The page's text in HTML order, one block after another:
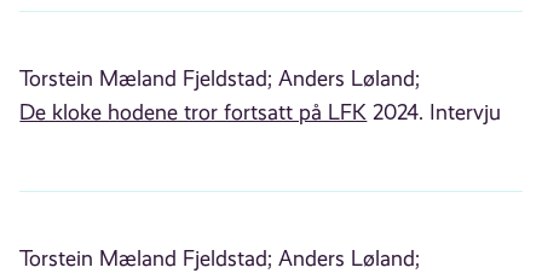
Torstein Mæland Fjeldstad; Anders Løland;
De kloke hodene tror fortsatt på LFK 2024. Intervju
Torstein Mæland Fjeldstad; Anders Løland;